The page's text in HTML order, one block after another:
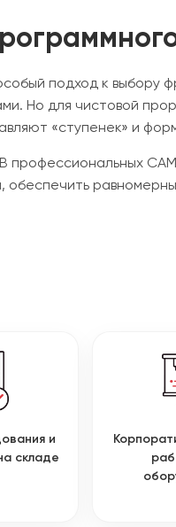
подход к выбору
Но для чистовой
«ступенек» и
профессиональных
и
складе